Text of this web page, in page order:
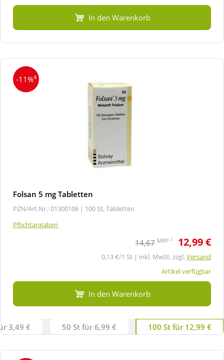
In den Warenkorb
-11%4
Folsan 5 mg Tabletten
PZN/Art.Nr.: 01300106 | 100 St, Tabletten
Pflichtangaben
14,67 MRP 2 12,99 €
0,13 €/1 St | inkl. MwSt. zzgl.Versand
Artikel verfügbar
In den Warenkorb
3,49 € 50 St für 6,99 € 100 St für 12,99 €